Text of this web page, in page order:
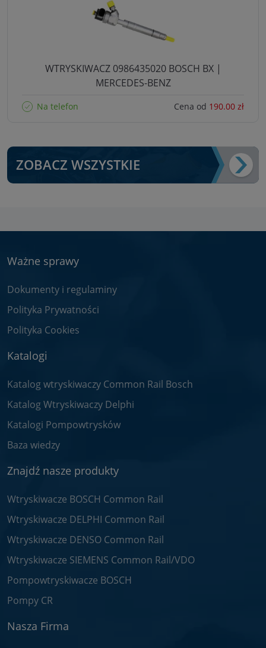
WTRYSKIWACZ 0986435020 BOSCH BX |
MERCEDES-BENZ
Na telefon Cena od 190.00 zł
ZOBACZ WSZYSTKIE
Ważne sprawy
Dokumenty i regulaminy
Polityka Prywatności
Polityka Cookies
Katalogi
Katalog wtryskiwaczy Common Rail Bosch
Katalog Wtryskiwaczy Delphi
Katalogi Pompowtrysków
Baza wiedzy
Znajdź nasze produkty
Wtryskiwacze BOSCH Common Rail
Wtryskiwacze DELPHI Common Rail
Wtryskiwacze DENSO Common Rail
Wtryskiwacze SIEMENS Common Rail/VDO
Pompowtryskiwacze BOSCH
Pompy CR
Nasza Firma